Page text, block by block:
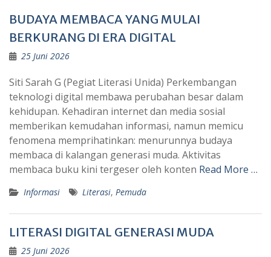
BUDAYA MEMBACA YANG MULAI
BERKURANG DI ERA DIGITAL
25 Juni 2026
Siti Sarah G (Pegiat Literasi Unida) Perkembangan
teknologi digital membawa perubahan besar dalam
kehidupan. Kehadiran internet dan media sosial
memberikan kemudahan informasi, namun memicu
fenomena memprihatinkan: menurunnya budaya
membaca di kalangan generasi muda. Aktivitas
membaca buku kini tergeser oleh konten Read More …
Informasi Literasi, Pemuda
LITERASI DIGITAL GENERASI MUDA
25 Juni 2026